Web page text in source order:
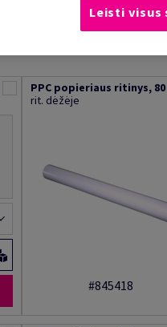
PPC popieriaus ritinys, 80
rit. dėžėje
#845418
Leisti visus